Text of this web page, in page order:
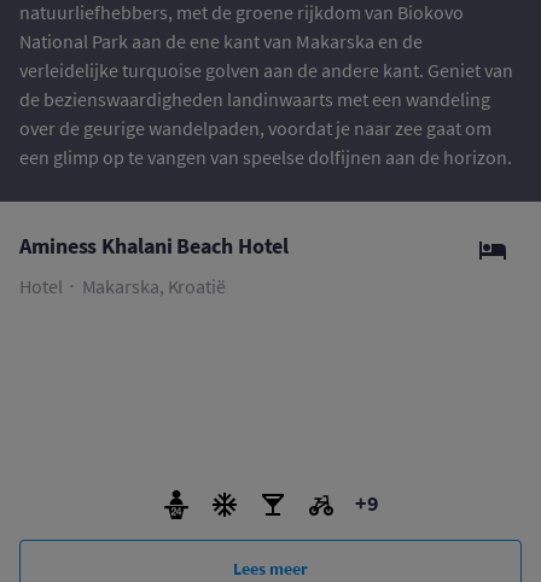
natuurliefhebbers, met de groene rijkdom van Biokovo
National Park aan de ene kant van Makarska en de
verleidelijke turquoise golven aan de andere kant. Geniet van
de bezienswaardigheden landinwaarts met een wandeling
over de geurige wandelpaden, voordat je naar zee gaat om
een glimp op te vangen van speelse dolfijnen aan de horizon.
Aminess Khalani Beach Hotel
Hotel Makarska, Kroatië
+9
Lees meer